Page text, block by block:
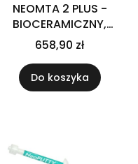
NEOMTA 2 PLUS -
BIOCERAMICZNY,
BIOAKTYWNY
USZCZELNIACZ NA BAZIE
MTA 2,5g
658,90 zł
Do koszyka